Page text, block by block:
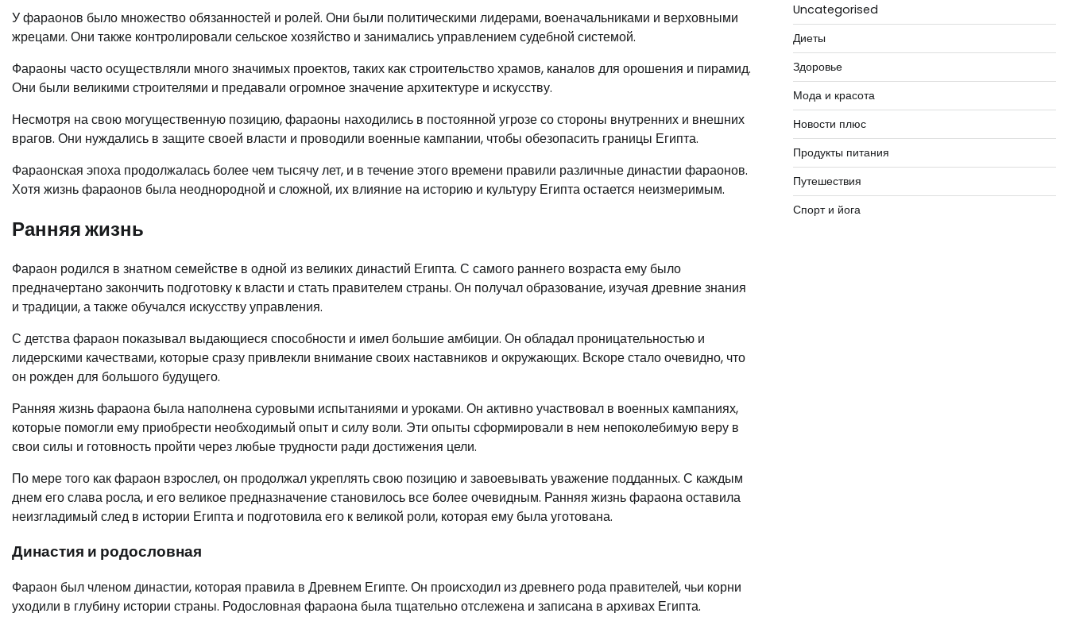
У фараонов было множество обязанностей и ролей. Они были политическими лидерами, военачальниками и верховными
жрецами. Они также контролировали сельское хозяйство и занимались управлением судебной системой.
Фараоны часто осуществляли много значимых проектов, таких как строительство храмов, каналов для орошения и пирамид.
Они были великими строителями и предавали огромное значение архитектуре и искусству.
Несмотря на свою могущественную позицию, фараоны находились в постоянной угрозе со стороны внутренних и внешних
врагов. Они нуждались в защите своей власти и проводили военные кампании, чтобы обезопасить границы Египта.
Фараонская эпоха продолжалась более чем тысячу лет, и в течение этого времени правили различные династии фараонов.
Хотя жизнь фараонов была неоднородной и сложной, их влияние на историю и культуру Египта остается неизмеримым.
Ранняя жизнь
Фараон родился в знатном семействе в одной из великих династий Египта. С самого раннего возраста ему было
предначертано закончить подготовку к власти и стать правителем страны. Он получал образование, изучая древние знания
и традиции, а также обучался искусству управления.
С детства фараон показывал выдающиеся способности и имел большие амбиции. Он обладал проницательностью и
лидерскими качествами, которые сразу привлекли внимание своих наставников и окружающих. Вскоре стало очевидно, что
он рожден для большого будущего.
Ранняя жизнь фараона была наполнена суровыми испытаниями и уроками. Он активно участвовал в военных кампаниях,
которые помогли ему приобрести необходимый опыт и силу воли. Эти опыты сформировали в нем непоколебимую веру в
свои силы и готовность пройти через любые трудности ради достижения цели.
По мере того как фараон взрослел, он продолжал укреплять свою позицию и завоевывать уважение подданных. С каждым
днем его слава росла, и его великое предназначение становилось все более очевидным. Ранняя жизнь фараона оставила
неизгладимый след в истории Египта и подготовила его к великой роли, которая ему была уготована.
Династия и родословная
Фараон был членом династии, которая правила в Древнем Египте. Он происходил из древнего рода правителей, чьи корни
уходили в глубину истории страны. Родословная фараона была тщательно отслежена и записана в архивах Египта.
Uncategorised
Диеты
Здоровье
Мода и красота
Новости плюс
Продукты питания
Путешествия
Спорт и йога